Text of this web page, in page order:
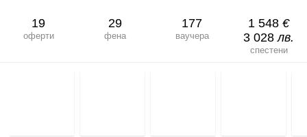
19
оферти
29
фена
177
ваучера
1 548 €
3 028лв.
спестени